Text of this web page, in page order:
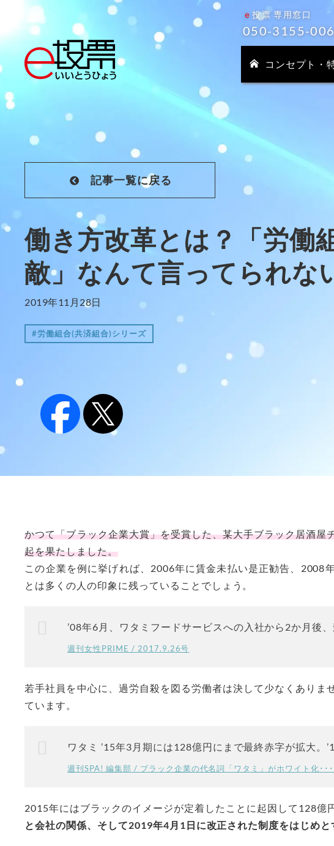
働き方改革とは？「労働組合は会社の敵」なんて言ってられない！
ｅ投票 専用窓口
050-3155-
コンセプト・
記事一覧に戻る
働き方改革とは？「労働
敵」なんて言ってられな
2019年11月28日
#労働組合(共済組合)シリーズ
かつて「ブラック企業大賞」を受賞した、某大手ブラック居酒
起を果たしました。
この企業を例に挙げれば、2006年に賃金未払い是正勧告、2008
とは多くの人の印象に残っていることでしょう。
’08年6月、ワタミフードサービスへの入社から2か月後
週刊女性PRIME / 2017.9.26号
若手社員を中心に、過労自殺を図る労働者は決して少なくあり
ています。
ワタミ ’15年3月期には128億円にまで最終赤字が拡大。
週刊SPA! 編集部 / ブラック企業の代名詞「ワタミ」がホワイト化･
2015年にはブラックのイメージが定着したことに起因して128億
と会社の関係、そして2019年4月1日に改正された制度をはじめ